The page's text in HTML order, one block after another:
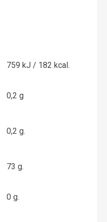
759 kJ / 182 kcal.
0,2 g
0,2 g.
73 g.
0 g.